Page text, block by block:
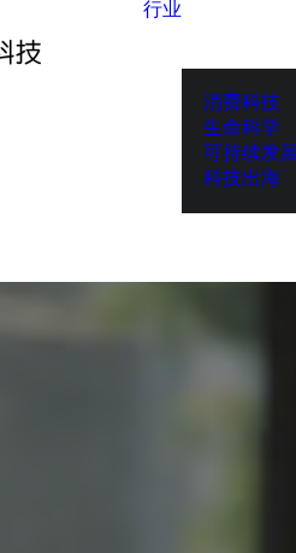
行业
消费科技
生命科学
可持续发
科技出海